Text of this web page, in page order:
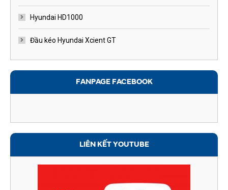
Hyundai HD1000
Đầu kéo Hyundai Xcient GT
FANPAGE FACEBOOK
LIÊN KẾT YOUTUBE